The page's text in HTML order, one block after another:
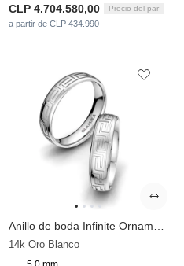
CLP 4.704.580,00 Precio del par
a partir de CLP 434.990
14k Oro Blanco